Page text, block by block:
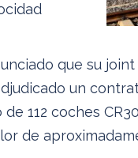
que su
un
112 coches
de